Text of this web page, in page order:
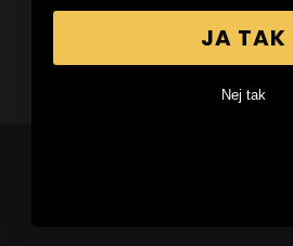
Normalpris
Fra 99,00
JA TAK
Nej tak